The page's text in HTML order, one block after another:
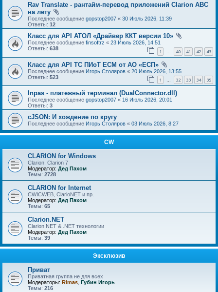
Rav Translate - рантайм-перевод приложений Clarion ABC
на лету
Последнее сообщение gopstop2007 « 30 Июль 2026, 11:39
Ответы: 12
Класс для API АТОЛ «Драйвер ККТ версии 10»
Последнее сообщение finsoftrz « 23 Июль 2026, 14:51
Ответы: 638 1 … 40 41 42 43
Класс для API ТС ПИоТ ЕСМ от АО «ЕСП»
Последнее сообщение Игорь Столяров « 20 Июль 2026, 13:55
Ответы: 523 1 32 33 34 35
Inpas - платежный терминал (DualConnector.dll)
Последнее сообщение gopstop2007 « 16 Июль 2026, 20:01
Ответы: 3
cJSON: И хождение по кругу
Последнее сообщение Игорь Столяров « 03 Июль 2026, 8:27
CW
CLARION for Windows
Clarion, Clarion 7
Модератор: Дед Пахом
Темы: 2728
CLARION for Internet
CWICWEB, ClarioNET и пр.
Модератор: Дед Пахом
Темы: 65
Clarion.NET
Clarion.NET & .NET технологии
Модератор: Дед Пахом
Темы: 39
Эксклюзив
Приват
Приватная группа не для всех
Модераторы: Rimas
Губин Игорь
Темы: 216